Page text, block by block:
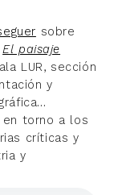
sobre
El paisaje
LUR, sección
y
en torno a los
críticas y
y